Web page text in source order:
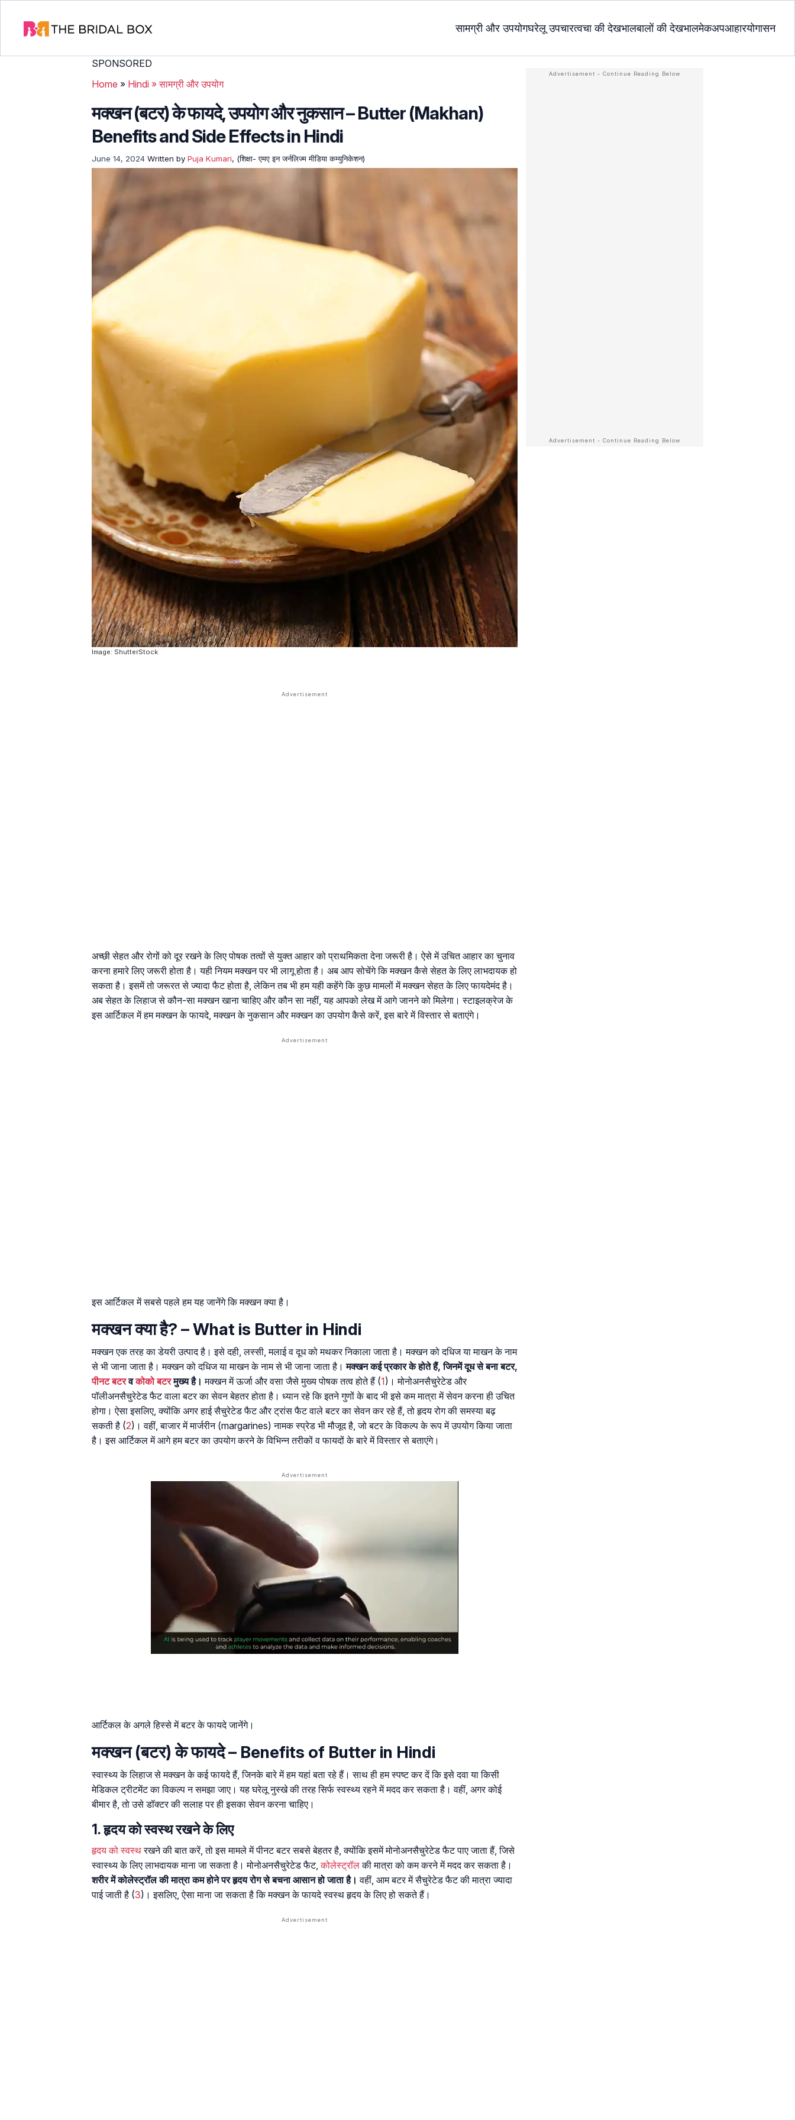
सामग्री और उपयोगघरेलू उपचारत्वचा की देखभालबालों की देखभालमेकअपआहारयोगासन
SPONSORED
Home » Hindi »सामग्री और उपयोग
मक्खन (बटर) के फायदे, उपयोग और नुकसान – Butter (Makhan)
Benefits and Side Effects in Hindi
June 14, 2024 Written by Puja Kumari, (शिक्षा- एमए इन जर्नलिज्म मीडिया कम्युनिकेशन)
Image: ShutterStock
अच्छी सेहत और रोगों को दूर रखने के लिए पोषक तत्वों से युक्त आहार को प्राथमिकता देना जरूरी है। ऐसे में उचित आहार का चुनाव
करना हमारे लिए जरूरी होता है। यही नियम मक्खन पर भी लागू होता है। अब आप सोचेंगे कि मक्खन कैसे सेहत के लिए लाभदायक हो
सकता है। इसमें तो जरूरत से ज्यादा फैट होता है, लेकिन तब भी हम यही कहेंगे कि कुछ मामलों में मक्खन सेहत के लिए फायदेमंद है।
अब सेहत के लिहाज से कौन-सा मक्खन खाना चाहिए और कौन सा नहीं, यह आपको लेख में आगे जानने को मिलेगा। स्टाइलक्रेज के
इस आर्टिकल में हम मक्खन के फायदे, मक्खन के नुकसान और मक्खन का उपयोग कैसे करें, इस बारे में विस्तार से बताएंगे।
इस आर्टिकल में सबसे पहले हम यह जानेंगे कि मक्खन क्या है।
मक्खन क्‍या है? – What is Butter in Hindi
मक्खन एक तरह का डेयरी उत्पाद है। इसे दही, लस्सी, मलाई व दूध को मथकर निकाला जाता है। मक्खन को दधिज या माखन के नाम
से भी जाना जाता है। मक्खन को दधिज या माखन के नाम से भी जाना जाता है।मक्खन कई प्रकार के होते हैं, जिनमें दूध से बना बटर,
पीनट बटरवकोको बटरमुख्य है। मक्खन में ऊर्जा और वसा जैसे मुख्य पोषक तत्व होते हैं (1)। मोनोअनसैचुरेटेड और
पॉलीअनसैचुरेटेड फैट वाला बटर का सेवन बेहतर होता है। ध्यान रहे कि इतने गुणों के बाद भी इसे कम मात्रा में सेवन करना ही उचित
होगा। ऐसा इसलिए, क्योंकि अगर हाई सैचुरेटेड फैट और ट्रांस फैट वाले बटर का सेवन कर रहे हैं, तो हृदय रोग की समस्या बढ़
सकती है (2)। वहीं, बाजार में मार्जरीन (margarines) नामक स्प्रेड भी मौजूद है, जो बटर के विकल्प के रूप में उपयोग किया जाता
है। इस आर्टिकल में आगे हम बटर का उपयोग करने के विभिन्न तरीकों व फायदों के बारे में विस्तार से बताएंगे।
आर्टिकल के अगले हिस्से में बटर के फायदे जानेंगे।
मक्खन (बटर) के फायदे – Benefits of Butter in Hindi
स्वास्थ्य के लिहाज से मक्खन के कई फायदे हैं, जिनके बारे में हम यहां बता रहे हैं। साथ ही हम स्पष्ट कर दें कि इसे दवा या किसी
मेडिकल ट्रीटमेंट का विकल्प न समझा जाए। यह घरेलू नुस्खे की तरह सिर्फ स्वस्थ्य रहने में मदद कर सकता है। वहीं, अगर कोई
बीमार है, तो उसे डॉक्टर की सलाह पर ही इसका सेवन करना चाहिए।
1. हृदय को स्वस्थ रखने के लिए
हृदय को स्वस्थरखने की बात करें, तो इस मामले में पीनट बटर सबसे बेहतर है, क्योंकि इसमें मोनोअनसैचुरेटेड फैट पाए जाता हैं, जिसे
स्वास्थ्य के लिए लाभदायक माना जा सकता है। मोनोअनसैचुरेटेड फैट, कोलेस्ट्रॉलकी मात्रा को कम करने में मदद कर सकता है।
शरीर में कोलेस्ट्रॉल की मात्रा कम होने पर हृदय रोग से बचना आसान हो जाता है। वहीं, आम बटर में सैचुरेटेड फैट की मात्रा ज्यादा
पाई जाती है (3)। इसलिए, ऐसा माना जा सकता है कि मक्खन के फायदे स्वस्थ हृदय के लिए हो सकते हैं।